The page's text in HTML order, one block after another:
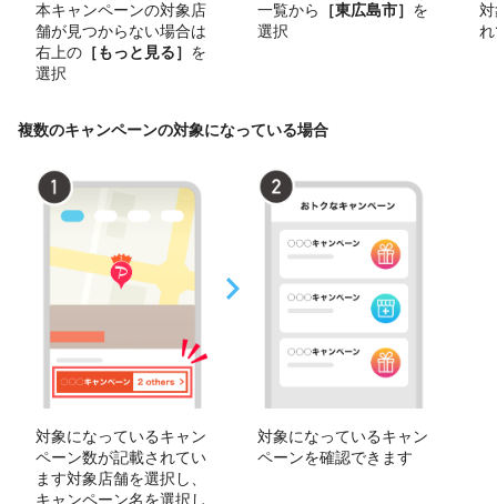
本キャンペーンの対象店
舗が見つからない場合は
右上の ［もっと見る］ を
選択
一覧から ［東広島市］ を
選択
複数のキャンペーンの対象になっている場合
対象になっているキャン
ペーン数が記載されてい
ます対象店舗を選択し、
キャンペーン名を選択し
対象になっているキャン
ペーンを確認できます